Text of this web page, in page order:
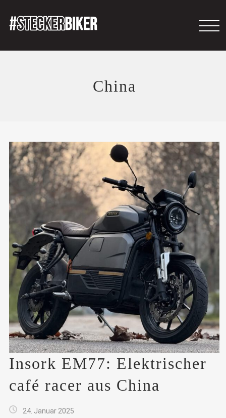
China
Insork EM77: Elektrischer
café racer aus China
24. Januar 2025